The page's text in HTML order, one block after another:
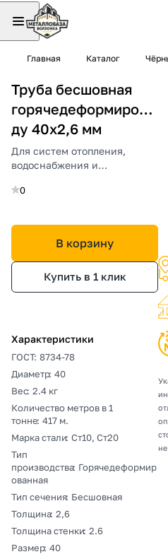
Главная Каталог
Труба бесшовная
ду 40х2,6 мм
Для систем отопления,
водоснабжения и
0
В корзину
Купить в 1 клик
Характеристики
ГОСТ: 8734-78
Диаметр: 40
Вес: 2.4 кг
Количество метров в 1
тонне: 417 м.
Марка стали: Ст10, Ст20
Тип
производства: Горячедеформир
ованная
Тип сечения: Бесшовная
Толщина: 2,6
Толщина стенки: 2.6
Размер: 40